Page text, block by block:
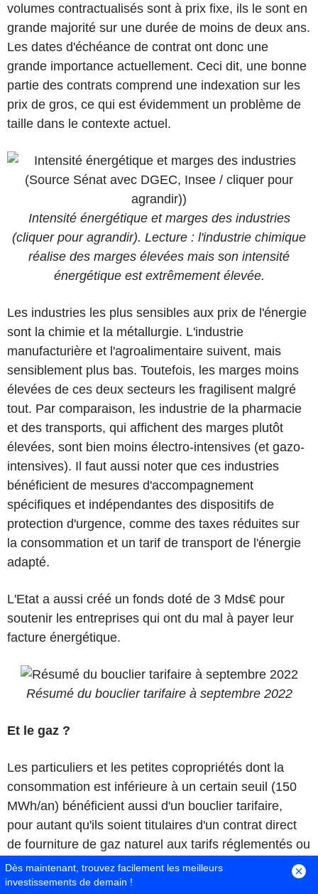
volumes contractualisés sont à prix fixe, ils le sont en
grande majorité sur une durée de moins de deux ans.
Les dates d'échéance de contrat ont donc une
grande importance actuellement. Ceci dit, une bonne
partie des contrats comprend une indexation sur les
prix de gros, ce qui est évidemment un problème de
taille dans le contexte actuel.
Intensité énergétique et marges des industries
(cliquer pour agrandir). Lecture : l'industrie chimique
réalise des marges élevées mais son intensité
énergétique est extrêmement élevée.
Les industries les plus sensibles aux prix de l'énergie
sont la chimie et la métallurgie. L'industrie
manufacturière et l'agroalimentaire suivent, mais
sensiblement plus bas. Toutefois, les marges moins
élevées de ces deux secteurs les fragilisent malgré
tout. Par comparaison, les industrie de la pharmacie
et des transports, qui affichent des marges plutôt
élevées, sont bien moins électro-intensives (et gazo-
intensives). Il faut aussi noter que ces industries
bénéficient de mesures d'accompagnement
spécifiques et indépendantes des dispositifs de
protection d'urgence, comme des taxes réduites sur
la consommation et un tarif de transport de l'énergie
adapté.
L'Etat a aussi créé un fonds doté de 3 Mds€ pour
soutenir les entreprises qui ont du mal à payer leur
facture énergétique.
Résumé du bouclier tarifaire à septembre 2022
Et le gaz ?
Les particuliers et les petites copropriétés dont la
consommation est inférieure à un certain seuil (150
MWh/an) bénéficient aussi d'un bouclier tarifaire,
pour autant qu'ils soient titulaires d'un contrat direct
de fourniture de gaz naturel aux tarifs réglementés ou
qui y sont indexés. Le dispositif, qui était réservé aux
clients résidentiels individuels au régime TRVG, a été
Dès maintenant, trouvez facilement les meilleurs
investissements de demain !